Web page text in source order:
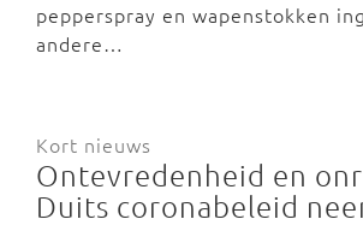
pepperspray en wapenstokken
andere…
Kort nieuws
Ontevredenheid en
Duits coronabeleid